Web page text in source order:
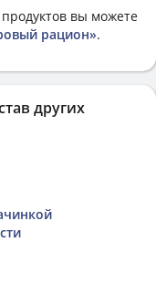
вы можете
рацион».
других